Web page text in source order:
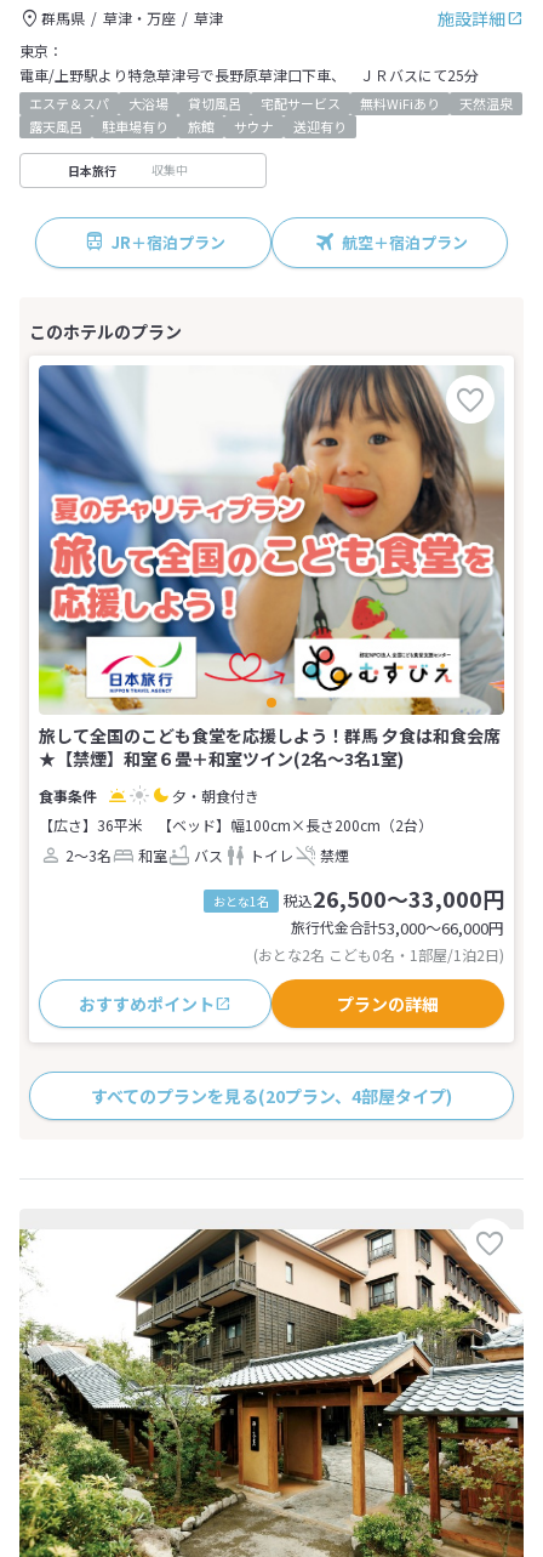
施設詳細
群馬県 草津・万座
草津
東京：
電車/上野駅より特急草津号で長野原草津口下車、 ＪＲバスにて25分
エステ＆スパ 大浴場 貸切風呂 宅配サービス 無料WiFiあり
天然温泉
露天風呂
駐車場有り 旅館 サウナ 送迎有り
日本旅行 収集中
JR＋宿泊プラン 航空＋宿泊プラン
旅して全国のこども食堂を応援しよう！群馬 夕食は和食会席
★【禁煙】和室６畳＋和室ツイン(2名～3名1室)
夕・朝食付き
【広さ】36平米
【ベッド】幅100cm×長さ200cm（2台）
2～3名
和室 バス トイレ 禁煙
おとな1名 税込26,500～33,000円
旅行代金合計53,000〜66,000円
(おとな2名 こども0名・1部屋/1泊2日)
おすすめポイント プランの詳細
すべてのプランを見る(20プラン、4部屋タイプ)